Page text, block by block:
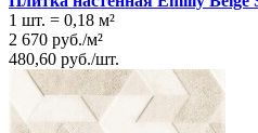
1 шт. = 0,18 м²
2 670 руб./м²
480,60 руб./шт.